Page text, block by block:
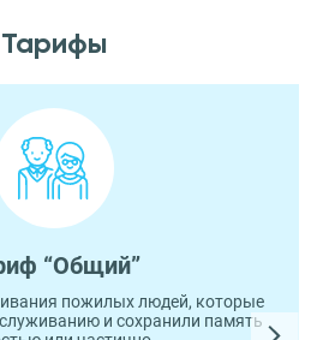
Тарифы
“Общий”
пожилых людей, которые
и сохранили память